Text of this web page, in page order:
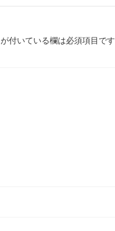
が付いている欄は必須項目です